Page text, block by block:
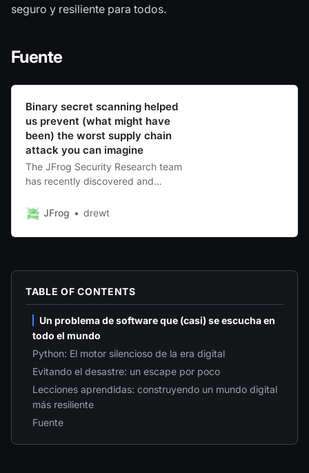
seguro y resiliente para todos.
Fuente
Binary secret scanning helped
us prevent (what might have
been) the worst supply chain
attack you can imagine
The JFrog Security Research team
has recently discovered and
with administrator access to
Software Foundation’s GitHub
public Docker container hosted on
service, the JFrog Security
public repositories such as Docker
Hub, …
JFrog drewt
TABLE OF CONTENTS
Un problema de software que (casi) se escucha en
todo el mundo
Python: El motor silencioso de la era digital
Evitando el desastre: un escape por poco
Lecciones aprendidas: construyendo un mundo digital
más resiliente
Fuente